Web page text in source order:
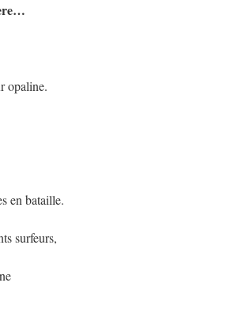
opaline.
en bataille.
surfeurs,